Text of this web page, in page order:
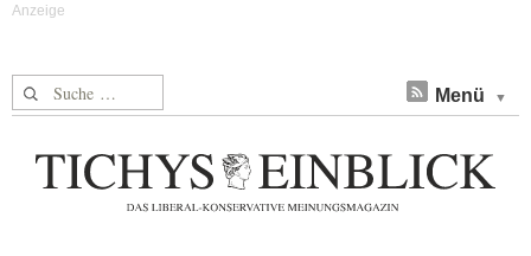
Suche nach: Menü